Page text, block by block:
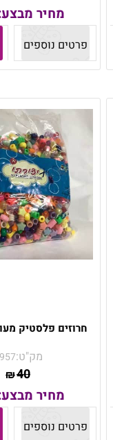
מחיר
פרטים נוספים
חרוזים פלסטיק מעורב
מק"ט:
₪40
מחיר
פרטים נוספים